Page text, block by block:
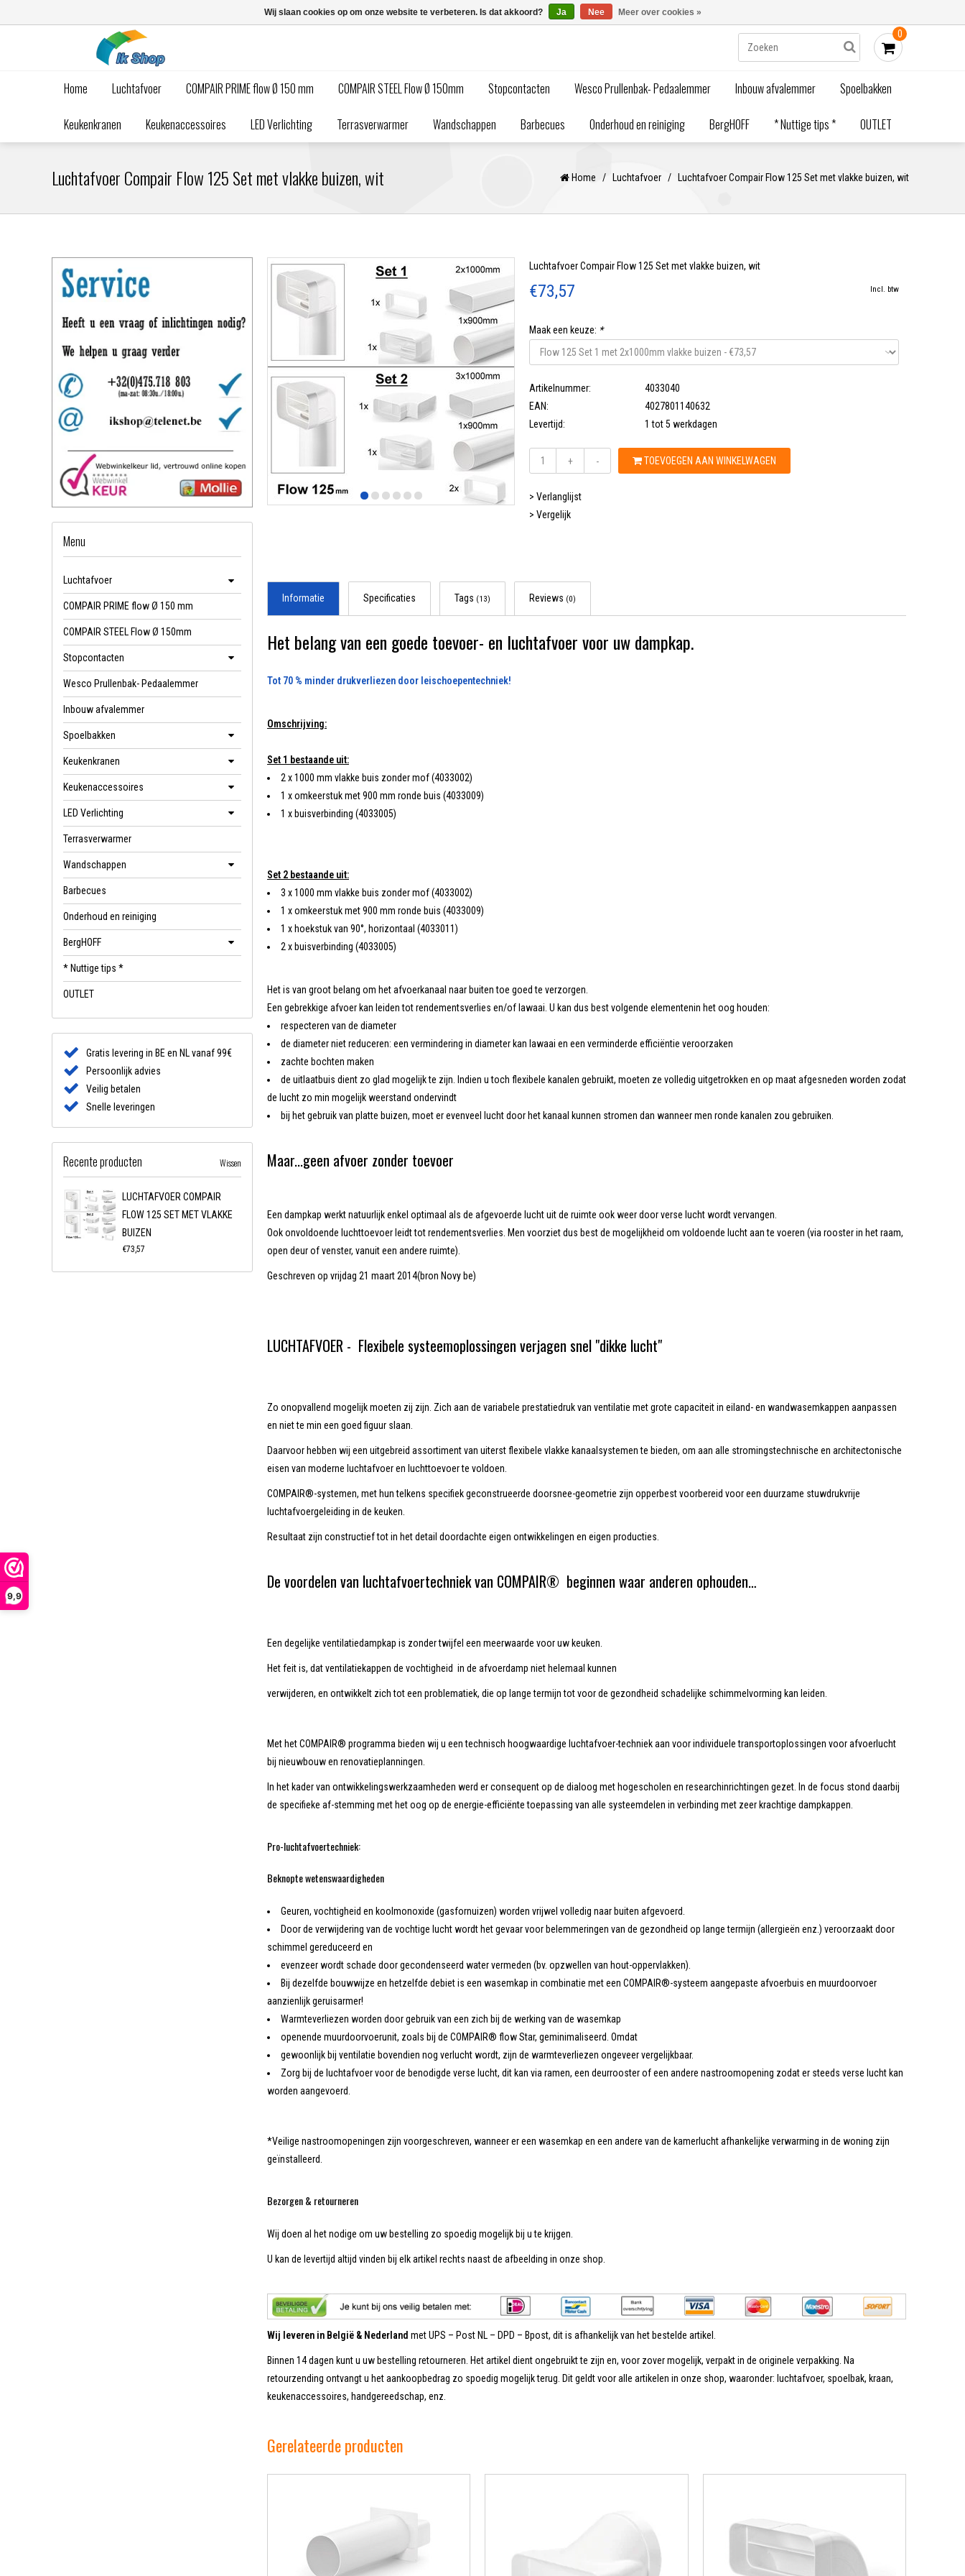
9,9
0
Home Luchtafvoer COMPAIR PRIME flow Ø 150 mm COMPAIR STEEL Flow Ø 150mm Stopcontacten Wesco Prullenbak- Pedaalemmer Inbouw afvalemmer Spoelbakken
Keukenkranen Keukenaccessoires LED Verlichting Terrasverwarmer Wandschappen Barbecues Onderhoud en reiniging BergHOFF * Nuttige tips * OUTLET
Luchtafvoer Compair Flow 125 Set met vlakke buizen, wit Home / Luchtafvoer / Luchtafvoer Compair Flow 125 Set met vlakke buizen, wit
Luchtafvoer Compair Flow 125 Set met vlakke buizen, wit
€73,57 Incl. btw
Maak een keuze: *
Artikelnummer:
4033040
EAN:
4027801140632
Levertijd:
1 tot 5 werkdagen
+ - TOEVOEGEN AAN WINKELWAGEN
> Verlanglijst
> Vergelijk
Informatie Specificaties Tags (13) Reviews (0)
Het belang van een goede toevoer- en luchtafvoer voor uw dampkap.
Tot 70 % minder drukverliezen door leischoepentechniek!
Omschrijving:
Set 1 bestaande uit:
2 x 1000 mm vlakke buis zonder mof (4033002)
1 x omkeerstuk met 900 mm ronde buis (4033009)
1 x buisverbinding (4033005)
Set 2 bestaande uit:
3 x 1000 mm vlakke buis zonder mof (4033002)
1 x omkeerstuk met 900 mm ronde buis (4033009)
1 x hoekstuk van 90°, horizontaal (4033011)
2 x buisverbinding (4033005)
Het is van groot belang om het afvoerkanaal naar buiten toe goed te verzorgen.
Een gebrekkige afvoer kan leiden tot rendementsverlies en/of lawaai. U kan dus best volgende elementenin het oog houden:
respecteren van de diameter
de diameter niet reduceren: een vermindering in diameter kan lawaai en een verminderde efficiëntie veroorzaken
zachte bochten maken
de uitlaatbuis dient zo glad mogelijk te zijn. Indien u toch flexibele kanalen gebruikt, moeten ze volledig uitgetrokken en op maat afgesneden worden zodat
de lucht zo min mogelijk weerstand ondervindt
bij het gebruik van platte buizen, moet er evenveel lucht door het kanaal kunnen stromen dan wanneer men ronde kanalen zou gebruiken.
Maar...geen afvoer zonder toevoer
Een dampkap werkt natuurlijk enkel optimaal als de afgevoerde lucht uit de ruimte ook weer door verse lucht wordt vervangen.
Ook onvoldoende luchttoevoer leidt tot rendementsverlies. Men voorziet dus best de mogelijkheid om voldoende lucht aan te voeren (via rooster in het raam,
open deur of venster, vanuit een andere ruimte).
Geschreven op vrijdag 21 maart 2014(bron Novy be)
LUCHTAFVOER - Flexibele systeemoplossingen verjagen snel "dikke lucht"
Zo onopvallend mogelijk moeten zij zijn. Zich aan de variabele prestatiedruk van ventilatie met grote capaciteit in eiland- en wandwasemkappen aanpassen
en niet te min een goed figuur slaan.
Daarvoor hebben wij een uitgebreid assortiment van uiterst flexibele vlakke kanaalsystemen te bieden, om aan alle stromingstechnische en architectonische
eisen van moderne luchtafvoer en luchttoevoer te voldoen.
COMPAIR®-systemen, met hun telkens specifiek geconstrueerde doorsnee-geometrie zijn opperbest voorbereid voor een duurzame stuwdrukvrije
luchtafvoergeleiding in de keuken.
Resultaat zijn constructief tot in het detail doordachte eigen ontwikkelingen en eigen producties.
De voordelen van luchtafvoertechniek van COMPAIR® beginnen waar anderen ophouden…
Een degelijke ventilatiedampkap is zonder twijfel een meerwaarde voor uw keuken.
Het feit is, dat ventilatiekappen de vochtigheid in de afvoerdamp niet helemaal kunnen
verwijderen, en ontwikkelt zich tot een problematiek, die op lange termijn tot voor de gezondheid schadelijke schimmelvorming kan leiden.
Met het COMPAIR® programma bieden wij u een technisch hoogwaardige luchtafvoer-techniek aan voor individuele transportoplossingen voor afvoerlucht
bij nieuwbouw en renovatieplanningen.
In het kader van ontwikkelingswerkzaamheden werd er consequent op de dialoog met hogescholen en researchinrichtingen gezet. In de focus stond daarbij
de specifieke af-stemming met het oog op de energie-efficiënte toepassing van alle systeemdelen in verbinding met zeer krachtige dampkappen.
Pro-luchtafvoertechniek:
Beknopte wetenswaardigheden
Geuren, vochtigheid en koolmonoxide (gasfornuizen) worden vrijwel volledig naar buiten afgevoerd.
Door de verwijdering van de vochtige lucht wordt het gevaar voor belemmeringen van de gezondheid op lange termijn (allergieën enz.) veroorzaakt door
schimmel gereduceerd en
evenzeer wordt schade door gecondenseerd water vermeden (bv. opzwellen van hout-oppervlakken).
Bij dezelfde bouwwijze en hetzelfde debiet is een wasemkap in combinatie met een COMPAIR®-systeem aangepaste afvoerbuis en muurdoorvoer
aanzienlijk geruisarmer!
Warmteverliezen worden door gebruik van een zich bij de werking van de wasemkap
openende muurdoorvoerunit, zoals bij de COMPAIR® flow Star, geminimaliseerd. Omdat
gewoonlijk bij ventilatie bovendien nog verlucht wordt, zijn de warmteverliezen ongeveer vergelijkbaar.
Zorg bij de luchtafvoer voor de benodigde verse lucht, dit kan via ramen, een deurrooster of een andere nastroomopening zodat er steeds verse lucht kan
worden aangevoerd.
*Veilige nastroomopeningen zijn voorgeschreven, wanneer er een wasemkap en een andere van de kamerlucht afhankelijke verwarming in de woning zijn
geïnstalleerd.
Bezorgen & retourneren
Wij doen al het nodige om uw bestelling zo spoedig mogelijk bij u te krijgen.
U kan de levertijd altijd vinden bij elk artikel rechts naast de afbeelding in onze shop.
Wij leveren in België & Nederland met UPS – Post NL – DPD – Bpost, dit is afhankelijk van het bestelde artikel.
Binnen 14 dagen kunt u uw bestelling retourneren. Het artikel dient ongebruikt te zijn en, voor zover mogelijk, verpakt in de originele verpakking. Na
retourzending ontvangt u het aankoopbedrag zo spoedig mogelijk terug. Dit geldt voor alle artikelen in onze shop, waaronder: luchtafvoer, spoelbak, kraan,
keukenaccessoires, handgereedschap, enz.
Gerelateerde producten
Menu
Luchtafvoer
COMPAIR PRIME flow Ø 150 mm
COMPAIR STEEL Flow Ø 150mm
Stopcontacten
Wesco Prullenbak- Pedaalemmer
Inbouw afvalemmer
Spoelbakken
Keukenkranen
Keukenaccessoires
LED Verlichting
Terrasverwarmer
Wandschappen
Barbecues
Onderhoud en reiniging
BergHOFF
* Nuttige tips *
OUTLET
Gratis levering in BE en NL vanaf 99€
Persoonlijk advies
Veilig betalen
Snelle leveringen
Recente producten Wissen
LUCHTAFVOER COMPAIR
FLOW 125 SET MET VLAKKE
BUIZEN
€73,57
Wij slaan cookies op om onze website te verbeteren. Is dat akkoord? Ja Nee Meer over cookies »